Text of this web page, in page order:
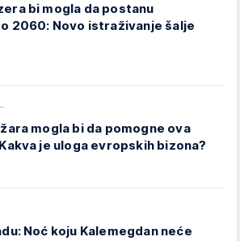
bi mogla da postanu
2060: Novo istraživanje šalje
mogla bi da pomogne ova
je uloga evropskih bizona?
Noć koju Kalemegdan neće